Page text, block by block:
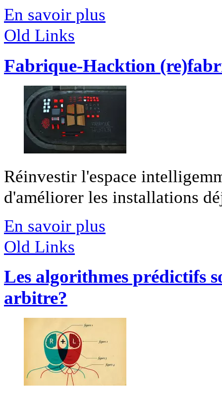
En savoir plus
Old Links
Fabrique-Hacktion
Réinvestir l'espace
d'améliorer les installations
En savoir plus
Old Links
Les algorithmes prédictifs
arbitre?